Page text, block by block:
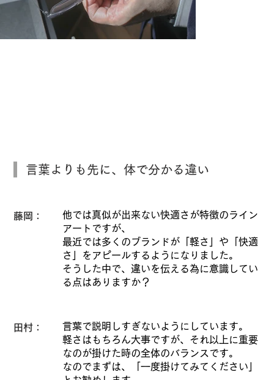
言葉よりも先に、体で分かる違い
藤岡：
他では真似が出来ない快適さが特徴のライン
アートですが、
最近では多くのブランドが「軽さ」や「快適
さ」をアピールするようになりました。
そうした中で、違いを伝える為に意識してい
る点はありますか？
田村：
言葉で説明しすぎないようにしています。
軽さはもちろん大事ですが、それ以上に重要
なのが掛けた時の全体のバランスです。
なのでまずは、「一度掛けてみてください」